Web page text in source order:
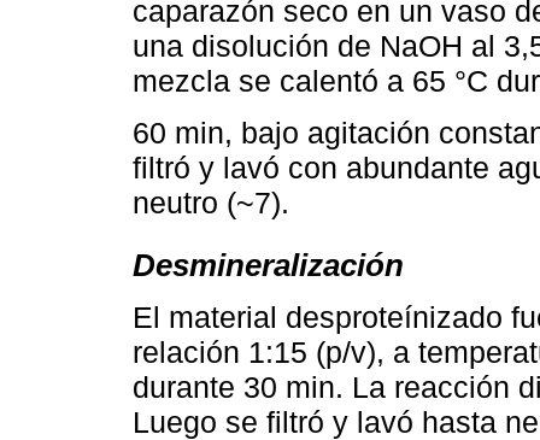
caparazón seco en un vaso
una disolución de NaOH al
mezcla se calentó a 65 °C
60 min, bajo agitación
filtró y lavó con abundante
neutro (~7).
Desmineralización
El material desproteínizado
relación 1:15 (p/v), a
durante 30 min. La reacción
Luego se filtró y lavó hasta